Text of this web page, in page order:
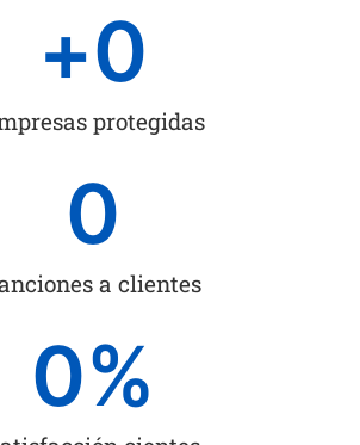
protegidas
+0
a clientes
0
0%